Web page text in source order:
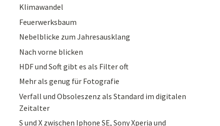
Klimawandel
Feuerwerksbaum
Nebelblicke zum Jahresausklang
Nach vorne blicken
HDF und Soft gibt es als Filter oft
Mehr als genug für Fotografie
Verfall und Obsoleszenz als Standard im digitalen
Zeitalter
S und X zwischen Iphone SE, Sony Xperia und